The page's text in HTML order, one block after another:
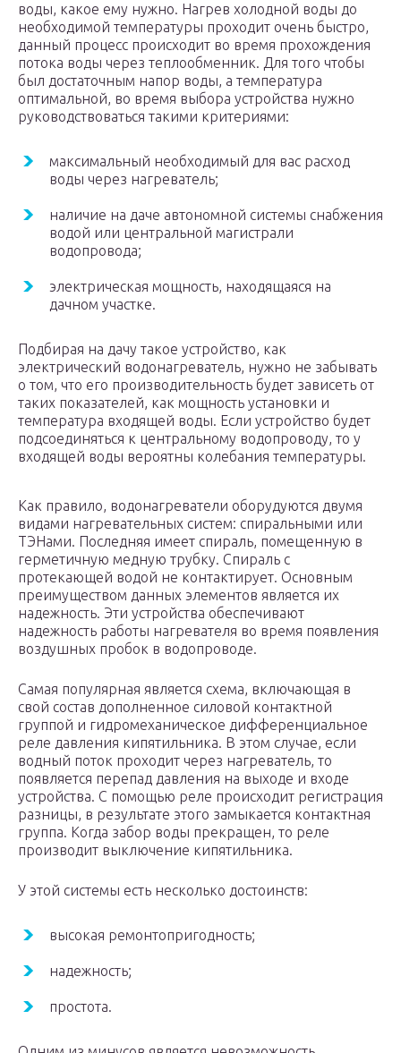
воды, какое ему нужно. Нагрев холодной воды до
необходимой температуры проходит очень быстро,
данный процесс происходит во время прохождения
потока воды через теплообменник. Для того чтобы
был достаточным напор воды, а температура
оптимальной, во время выбора устройства нужно
руководствоваться такими критериями:
максимальный необходимый для вас расход
воды через нагреватель;
наличие на даче автономной системы снабжения
водой или центральной магистрали
водопровода;
электрическая мощность, находящаяся на
дачном участке.
Подбирая на дачу такое устройство, как
электрический водонагреватель, нужно не забывать
о том, что его производительность будет зависеть от
таких показателей, как мощность установки и
температура входящей воды. Если устройство будет
подсоединяться к центральному водопроводу, то у
входящей воды вероятны колебания температуры.
Как правило, водонагреватели оборудуются двумя
видами нагревательных систем: спиральными или
ТЭНами. Последняя имеет спираль, помещенную в
герметичную медную трубку. Спираль с
протекающей водой не контактирует. Основным
преимуществом данных элементов является их
надежность. Эти устройства обеспечивают
надежность работы нагревателя во время появления
воздушных пробок в водопроводе.
Самая популярная является схема, включающая в
свой состав дополненное силовой контактной
группой и гидромеханическое дифференциальное
реле давления кипятильника. В этом случае, если
водный поток проходит через нагреватель, то
появляется перепад давления на выходе и входе
устройства. С помощью реле происходит регистрация
разницы, в результате этого замыкается контактная
группа. Когда забор воды прекращен, то реле
производит выключение кипятильника.
У этой системы есть несколько достоинств:
высокая ремонтопригодность;
надежность;
простота.